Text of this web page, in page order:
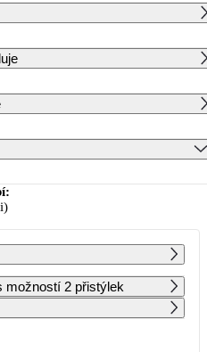
2026
ČT PÁ SO NE
3
2 640
4
2 640
5
2 640
6
10 11 12 13
možností 2 přistýlek